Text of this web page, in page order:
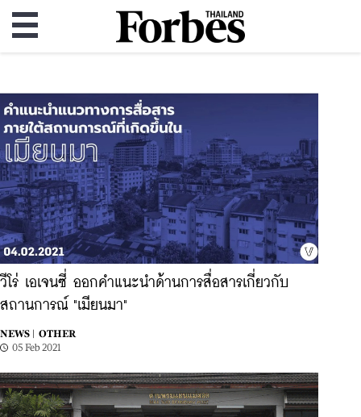
วีโร่ เอเจนซี่ ออกคำแนะนำด้านการสื่อสารเกี่ยวกับ
สถานการณ์ "เมียนมา"
NEWS |
OTHER
05 Feb 2021